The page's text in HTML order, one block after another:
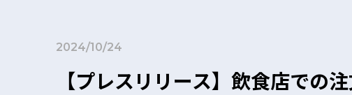
2024/10/24
【プレスリリース】飲食店での